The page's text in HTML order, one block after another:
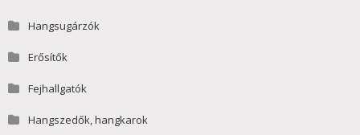
Hangsugárzók
Erősítők
Fejhallgatók
Hangszedők, hangkarok